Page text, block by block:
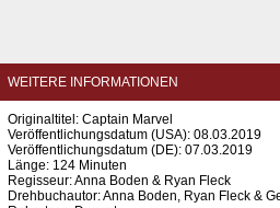
WEITERE INFORMATIONEN
Originaltitel: Captain Marvel
Veröffentlichungsdatum (USA): 08.03.2019
Veröffentlichungsdatum (DE): 07.03.2019
Länge: 124 Minuten
Regisseur: Anna Boden & Ryan Fleck
Drehbuchautor: Anna Boden, Ryan Fleck &